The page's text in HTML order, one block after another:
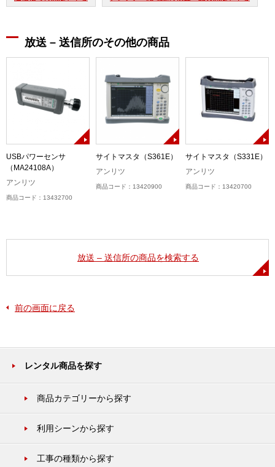
放送 – 送信所のその他の商品
USBパワーセンサ
（MA24108A）
アンリツ
商品コード：13432700
サイトマスタ（S361E）
アンリツ
商品コード：13420900
サイトマスタ（S331E）
アンリツ
商品コード：13420700
放送 – 送信所の商品を検索する
前の画面に戻る
レンタル商品を探す
商品カテゴリーから探す
利用シーンから探す
工事の種類から探す